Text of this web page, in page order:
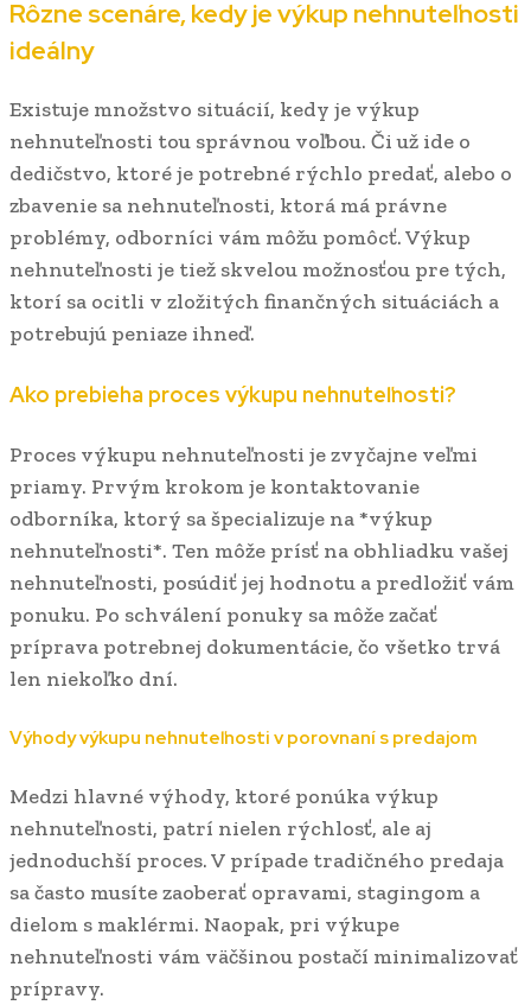
Rôzne scenáre, kedy je výkup nehnuteľnosti
ideálny
Existuje množstvo situácií, kedy je výkup
nehnuteľnosti tou správnou voľbou. Či už ide o
dedičstvo, ktoré je potrebné rýchlo predať, alebo o
zbavenie sa nehnuteľnosti, ktorá má právne
problémy, odborníci vám môžu pomôcť. Výkup
nehnuteľnosti je tiež skvelou možnosťou pre tých,
ktorí sa ocitli v zložitých finančných situáciách a
potrebujú peniaze ihneď.
Ako prebieha proces výkupu nehnuteľnosti?
Proces výkupu nehnuteľnosti je zvyčajne veľmi
priamy. Prvým krokom je kontaktovanie
odborníka, ktorý sa špecializuje na *výkup
nehnuteľnosti*. Ten môže prísť na obhliadku vašej
nehnuteľnosti, posúdiť jej hodnotu a predložiť vám
ponuku. Po schválení ponuky sa môže začať
príprava potrebnej dokumentácie, čo všetko trvá
len niekoľko dní.
Výhody výkupu nehnuteľnosti v porovnaní s predajom
Medzi hlavné výhody, ktoré ponúka výkup
nehnuteľnosti, patrí nielen rýchlosť, ale aj
jednoduchší proces. V prípade tradičného predaja
sa často musíte zaoberať opravami, stagingom a
dielom s maklérmi. Naopak, pri výkupe
nehnuteľnosti vám väčšinou postačí minimalizovať
prípravy.